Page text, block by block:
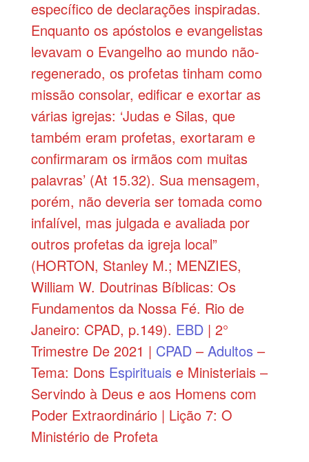
específico de declarações inspiradas.
Enquanto os apóstolos e evangelistas
levavam o Evangelho ao mundo não-
regenerado, os profetas tinham como
missão consolar, edificar e exortar as
várias igrejas: ‘Judas e Silas, que
também eram profetas, exortaram e
confirmaram os irmãos com muitas
palavras’ (At 15.32). Sua mensagem,
porém, não deveria ser tomada como
infalível, mas julgada e avaliada por
outros profetas da igreja local”
(HORTON, Stanley M.; MENZIES,
William W. Doutrinas Bíblicas: Os
Fundamentos da Nossa Fé. Rio de
Janeiro: CPAD, p.149). EBD| 2°
Trimestre De 2021 | CPAD– Adultos –
Tema: Dons Espirituais e Ministeriais –
Servindo à Deus e aos Homens com
Poder Extraordinário | Lição 7: O
Ministério de Profeta